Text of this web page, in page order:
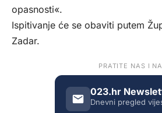
opasnosti«.
Ispitivanje će se obaviti putem
Zadar.
PRATITE NAS I NA
023.hr
Dnevni pregled